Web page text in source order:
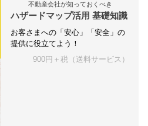
不動産会社が知っておくべき
ハザードマップ活用 基礎知識
お客さまへの「安心」「安全」の
提供に役立てよう！
900円＋税（送料サービス）